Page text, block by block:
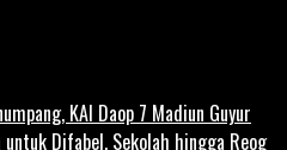
KAI Daop 7 Madiun Guyur
untuk Difabel, Sekolah hingga Reog